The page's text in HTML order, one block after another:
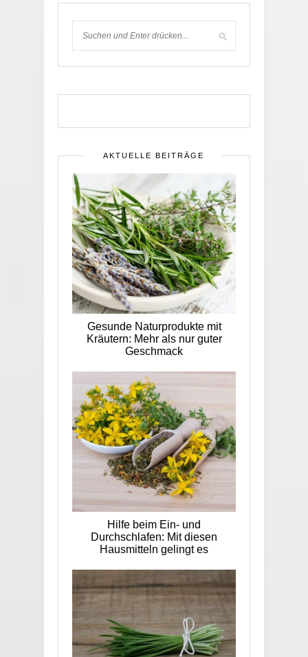
AKTUELLE BEITRÄGE
Gesunde Naturprodukte mit
Kräutern: Mehr als nur guter
Geschmack
Hilfe beim Ein- und
Durchschlafen: Mit diesen
Hausmitteln gelingt es